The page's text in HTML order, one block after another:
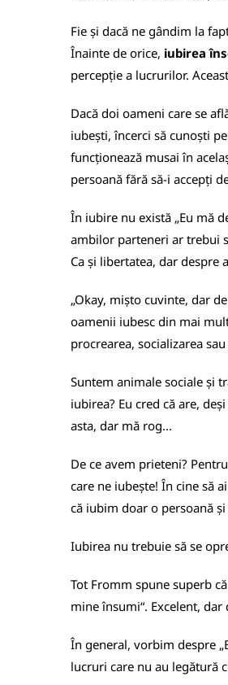
Fie și dacă ne gândim la
Înainte de orice, iubirea
percepție a lucrurilor.
Dacă doi oameni care se
iubești, încerci să cunoști
funcționează musai în
persoană fără să-i accepți
În iubire nu există „Eu mă
ambilor parteneri ar trebui
Ca și libertatea, dar
„Okay, mișto cuvinte, dar
oamenii iubesc din mai
procrearea, socializarea
Suntem animale sociale și
iubirea? Eu cred că are,
asta, dar mă rog...
De ce avem prieteni?
care ne iubește! În cine să
că iubim doar o persoană
Iubirea nu trebuie să se
Tot Fromm spune superb
mine însumi“. Excelent,
În general, vorbim despre
lucruri care nu au legătură